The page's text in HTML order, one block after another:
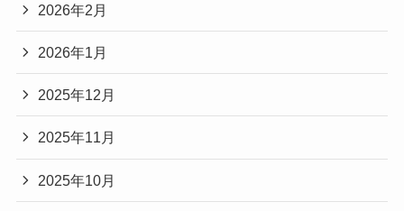
2026年2月
2026年1月
2025年12月
2025年11月
2025年10月